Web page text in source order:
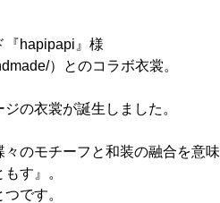
『hapipapi』様
）とのコラボ衣裳。
の衣裳が誕生しました。
のモチーフと和装の融合を意味
す』。
です。